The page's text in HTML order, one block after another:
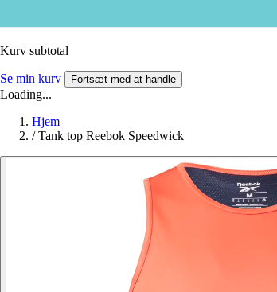
Kurv subtotal
Se min kurv Fortsæt med at handle
Loading...
Hjem
/ Tank top Reebok Speedwick